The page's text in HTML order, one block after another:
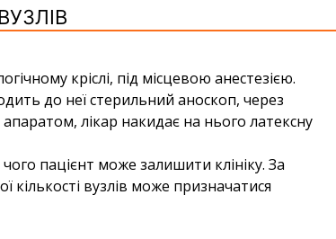
кріслі, під місцевою анестезією.
до неї стерильний аноскоп, через
лікар накидає на нього латексну
пацієнт може залишити клініку. За
кількості вузлів може призначатися